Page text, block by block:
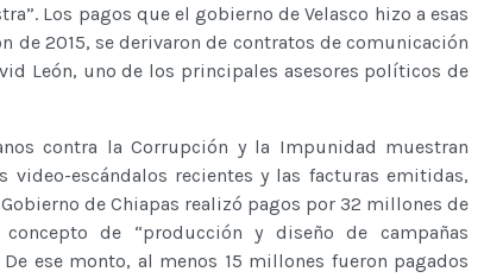
Los pagos que el gobierno de Velasco hizo a esas
de 2015, se derivaron de contratos de comunicación
León, uno de los principales asesores políticos de
contra la Corrupción y la Impunidad muestran
video-escándalos recientes y las facturas emitidas,
de Chiapas realizó pagos por 32 millones de
de “producción y diseño de campañas
ese monto, al menos 15 millones fueron pagados